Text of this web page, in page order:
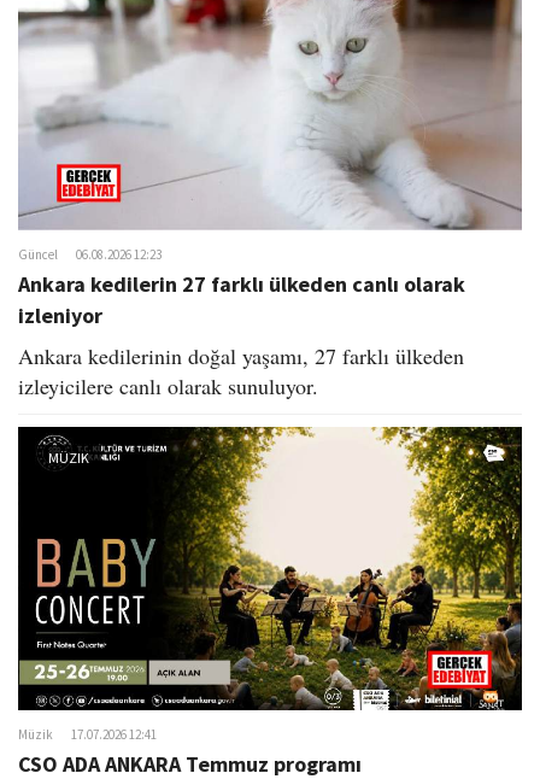
o
n
Güncel 06.08.2026 12:23
Ankara kedilerin 27 farklı ülkeden canlı olarak
izleniyor
Ankara kedilerinin doğal yaşamı, 27 farklı ülkeden
izleyicilere canlı olarak sunuluyor.
MÜZIK
Müzik 17.07.2026 12:41
CSO ADA ANKARA Temmuz programı